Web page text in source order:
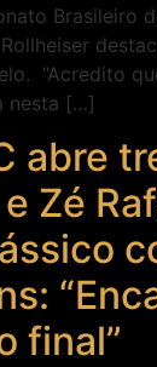
Brasileiro
“Acredito
nesta […]
abre
Zé
final”